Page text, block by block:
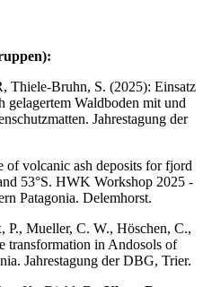
Thiele-Bruhn, S. (2025): Einsatz
gelagertem Waldboden mit und
Jahrestagung der
of volcanic ash deposits for fjord
53°S. HWK Workshop 2025 -
Patagonia. Delemhorst.
P., Mueller, C. W., Höschen, C.,
transformation in Andosols of
Jahrestagung der DBG, Trier.